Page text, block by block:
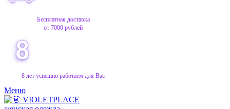
Бесплатная доставка
от 7000 рублей
8 лет успешно работаем для Вас
Меню